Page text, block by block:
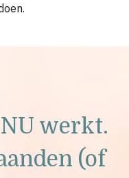
werkt.
(of